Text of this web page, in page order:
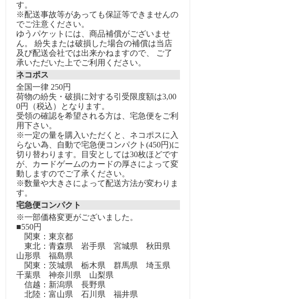
す。
※配送事故等があっても保証等できませんの
でご注意ください。
ゆうパケットには、商品補償がございませ
ん。 紛失または破損した場合の補償は当店
及び配送会社では出来かねますので、 ご了
承いただいた上でご利用ください。
ネコポス
全国一律 250円
荷物の紛失・破損に対する引受限度額は3,00
0円（税込）となります。
受領の確認を希望される方は、宅急便をご利
用下さい。
※一定の量を購入いただくと、ネコポスに入
らない為、自動で宅急便コンパクト(450円)に
切り替わります。目安としては30枚ほどです
が、カードゲームのカードの厚さによって変
動しますのでご了承ください。
※数量や大きさによって配送方法が変わりま
す。
宅急便コンパクト
※一部価格変更がございました。
■550円
関東：東京都
東北：青森県 岩手県 宮城県 秋田県
山形県 福島県
関東：茨城県 栃木県 群馬県 埼玉県
千葉県 神奈川県 山梨県
信越：新潟県 長野県
北陸：富山県 石川県 福井県